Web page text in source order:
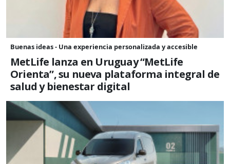
Buenas ideas - Una experiencia personalizada y accesible
MetLife lanza en Uruguay “MetLife
Orienta”, su nueva plataforma integral de
salud y bienestar digital